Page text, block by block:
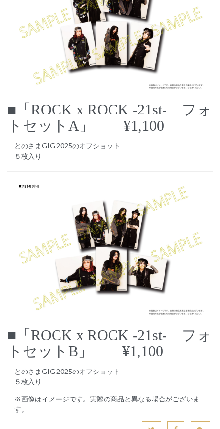
■「ROCK x ROCK -21st- フォ
トセットA」 ¥1,100
とのさまGIG 2025のオフショット
５枚入り
■「ROCK x ROCK -21st- フォ
トセットB」 ¥1,100
とのさまGIG 2025のオフショット
５枚入り
※画像はイメージです。実際の商品と異なる場合がございま
す。